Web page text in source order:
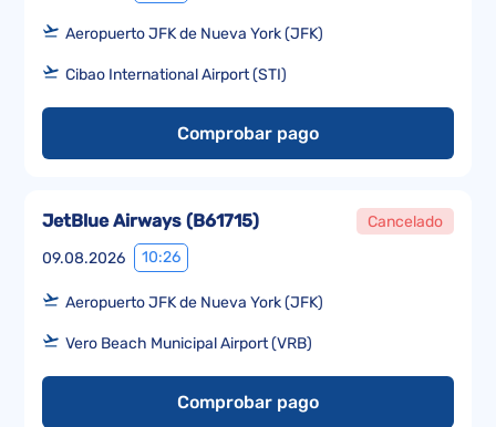
Aeropuerto JFK de Nueva York (JFK)
Cibao International Airport (STI)
Comprobar pago
09.08.2026 10:26
JetBlue Airways (B61715) Cancelado
Aeropuerto JFK de Nueva York (JFK)
Vero Beach Municipal Airport (VRB)
Comprobar pago